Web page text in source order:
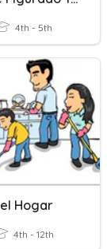
4th - 5th
Hogar
4th - 12th